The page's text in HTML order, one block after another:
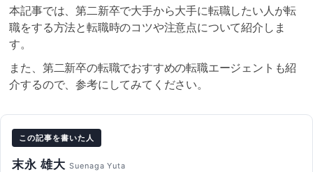
本記事では、第二新卒で大手から大手に転職したい人が転
職をする方法と転職時のコツや注意点について紹介しま
す。
また、第二新卒の転職でおすすめの転職エージェントも紹
介するので、参考にしてみてください。
この記事を書いた人
末永 雄大 Suenaga Yuta